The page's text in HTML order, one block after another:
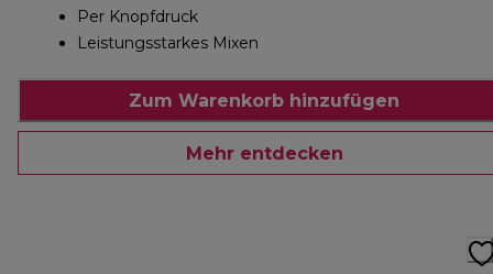
Per Knopfdruck
Leistungsstarkes Mixen
Zum Warenkorb hinzufügen
Mehr entdecken